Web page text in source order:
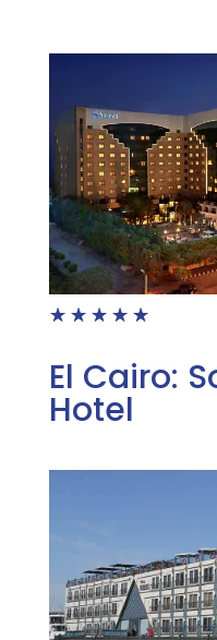
☆ ☆ ☆ ☆ ☆
El Cairo:
Hotel